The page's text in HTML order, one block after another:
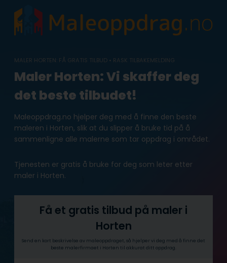
content
MALER HORTEN: FÅ GRATIS TILBUD • RASK TILBAKEMELDING
Maler Horten: Vi skaffer deg
det beste tilbudet!
Maleoppdrag.no hjelper deg med å finne den beste
maleren i Horten, slik at du slipper å bruke tid på å
sammenligne alle malerne som tar oppdrag i området.
Tjenesten er gratis å bruke for deg som leter etter
maler i Horten.
Få et gratis tilbud på maler i
Horten
Send en kort beskrivelse av maleoppdraget, så hjelper vi deg med å finne det
beste malerfirmaet i Horten til akkurat ditt oppdrag.